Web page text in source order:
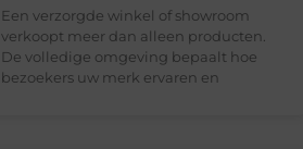
Een verzorgde winkel of showroom
verkoopt meer dan alleen producten.
De volledige omgeving bepaalt hoe
bezoekers uw merk ervaren en